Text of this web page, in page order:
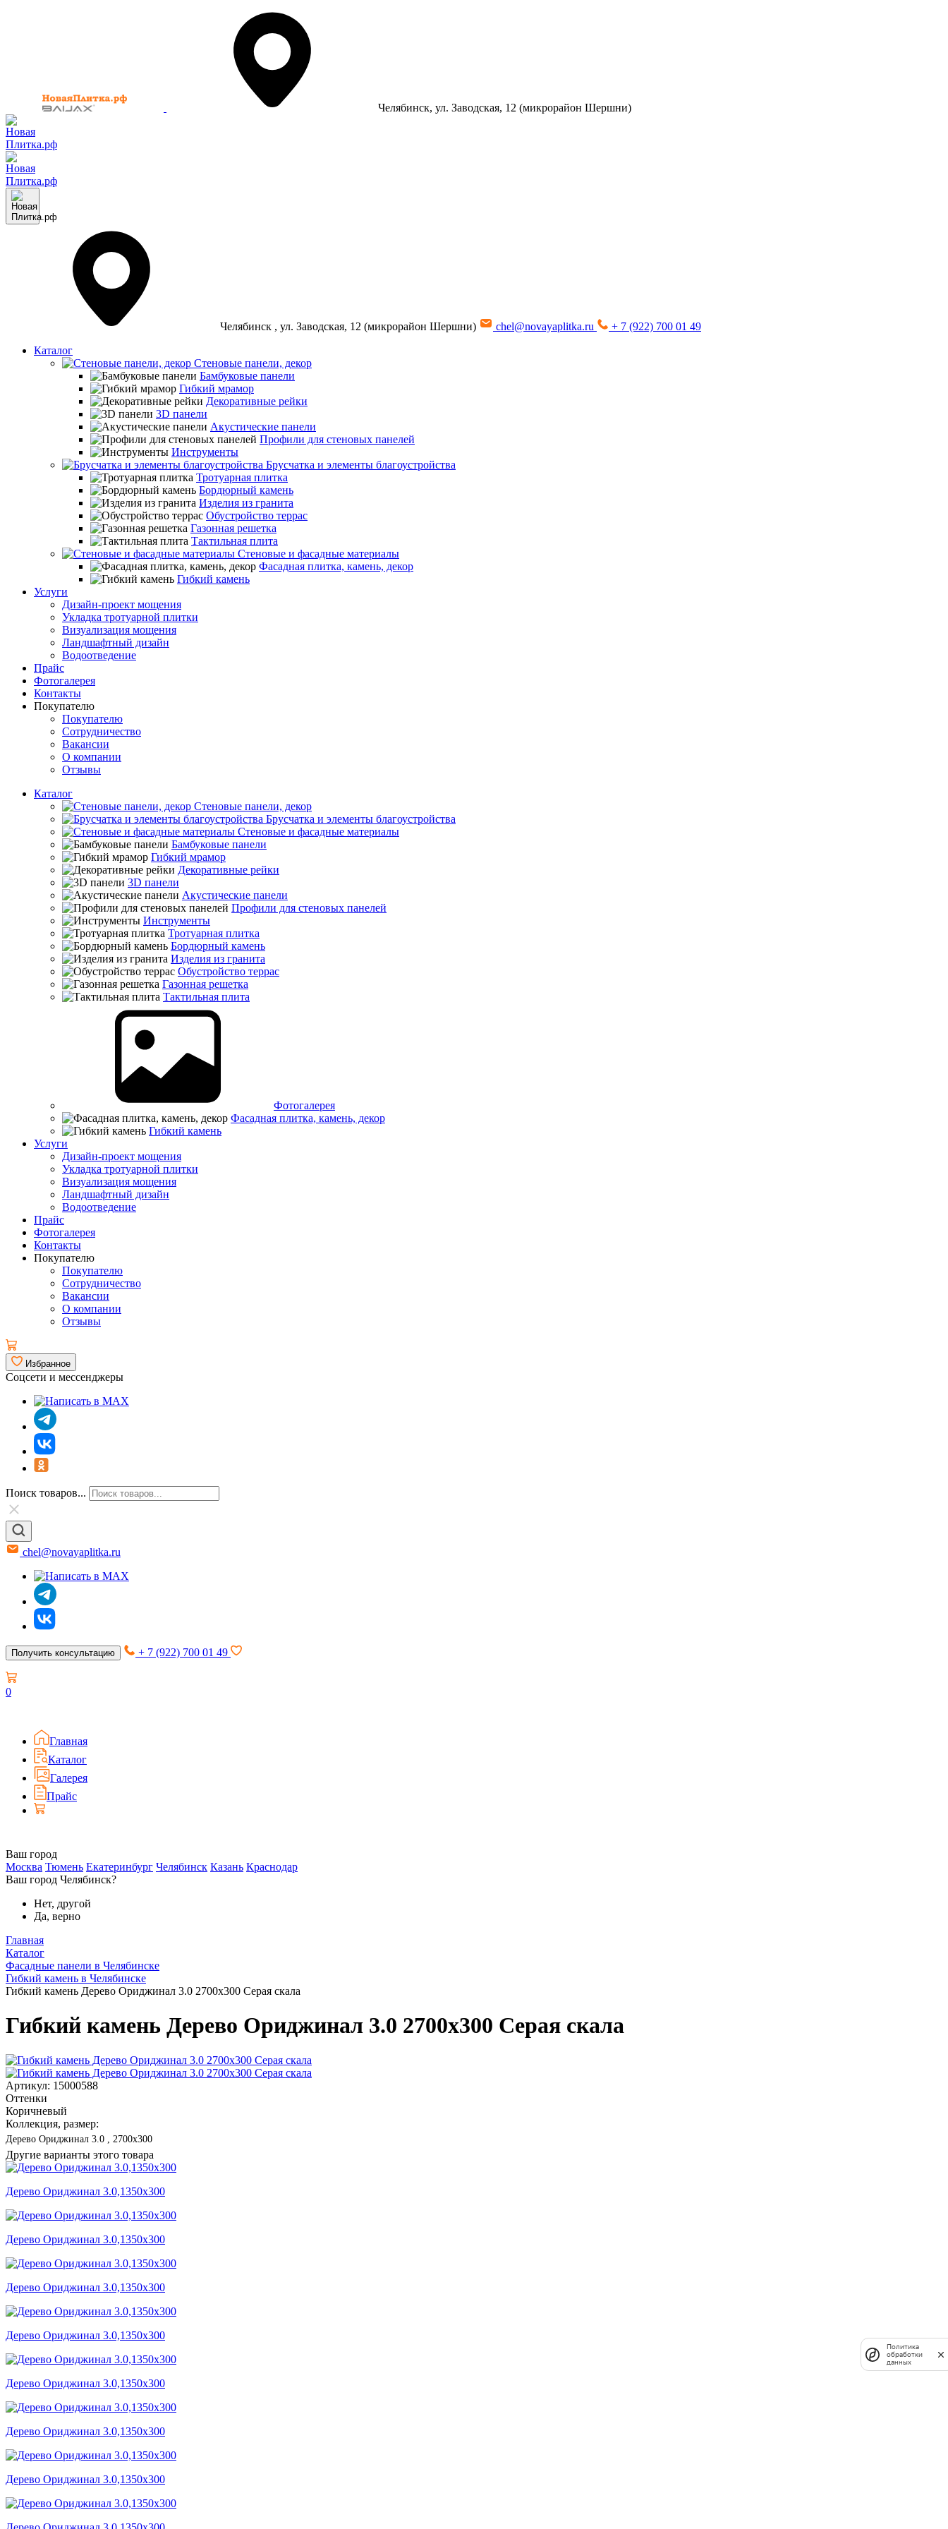
Челябинск, ул. Заводская, 12 (микрорайон Шершни)
Челябинск , ул. Заводская, 12 (микрорайон Шершни) chel@novayaplitka.ru
+ 7 (922) 700 01 49
Каталог
Стеновые панели, декор
Бамбуковые панели
Гибкий мрамор
Декоративные рейки
3D панели
Акустические панели
Профили для стеновых панелей
Инструменты
Брусчатка и элементы благоустройства
Тротуарная плитка
Бордюрный камень
Изделия из гранита
Обустройство террас
Газонная решетка
Тактильная плита
Стеновые и фасадные материалы
Фасадная плитка, камень, декор
Гибкий камень
Услуги
Дизайн-проект мощения
Укладка тротуарной плитки
Визуализация мощения
Ландшафтный дизайн
Водоотведение
Прайс
Фотогалерея
Контакты
Покупателю
Покупателю
Сотрудничество
Вакансии
О компании
Отзывы
Каталог
Стеновые панели, декор
Брусчатка и элементы благоустройства
Стеновые и фасадные материалы
Бамбуковые панели
Гибкий мрамор
Декоративные рейки
3D панели
Акустические панели
Профили для стеновых панелей
Инструменты
Тротуарная плитка
Бордюрный камень
Изделия из гранита
Обустройство террас
Газонная решетка
Тактильная плита
Фотогалерея
Фасадная плитка, камень, декор
Гибкий камень
Услуги
Дизайн-проект мощения
Укладка тротуарной плитки
Визуализация мощения
Ландшафтный дизайн
Водоотведение
Прайс
Фотогалерея
Контакты
Покупателю
Покупателю
Сотрудничество
Вакансии
О компании
Отзывы
Избранное
Соцсети и мессенджеры
Поиск товаров...
chel@novayaplitka.ru
Получить консультацию + 7 (922) 700 01 49
0
Главная
Каталог
Галерея
Прайс
Ваш город
Москва Тюмень Екатеринбург Челябинск Казань Краснодар
Ваш город Челябинск?
Нет, другой
Да, верно
Главная
Каталог
Фасадные панели в Челябинске
Гибкий камень в Челябинске
Гибкий камень Дерево Ориджинал 3.0 2700x300 Серая скала
Гибкий камень Дерево Ориджинал 3.0 2700x300 Серая скала
Артикул: 15000588
Оттенки
Коричневый
Коллекция, размер:
Дерево Ориджинал 3.0 , 2700x300
Другие варианты этого товара
Дерево Ориджинал 3.0,1350x300
Дерево Ориджинал 3.0,1350x300
Дерево Ориджинал 3.0,1350x300
Дерево Ориджинал 3.0,1350x300
Дерево Ориджинал 3.0,1350x300
Дерево Ориджинал 3.0,1350x300
Дерево Ориджинал 3.0,1350x300
Политика
обработки
данных